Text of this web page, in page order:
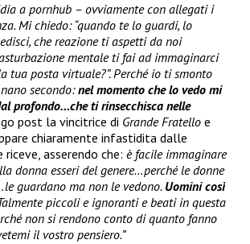
a pornhub – ovviamente con allegati i
Mi chiedo: “quando te lo guardi, lo
che reazione ti aspetti da noi
mentale ti fai ad immaginarci
tua posta virtuale?”. Perché io ti smonto
secondo:nel momento che lo vedo mi
profondo…che ti rinsecchisca nelle
post la vincitrice di Grande Fratello e
chiaramente infastidita dalle
asserendo che: è facile immaginare
donna esseri del genere…perché le donne
guardano ma non le vedono. Uomini così
piccoli e ignoranti e beati in questa
non si rendono conto di quanto fanno
il vostro pensiero.”